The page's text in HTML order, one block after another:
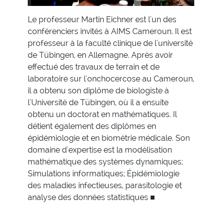
Le professeur Martin Eichner est l'un des
conférenciers invités à AIMS Cameroun. Il est
professeur à la faculté clinique de l'université
de Tübingen, en Allemagne. Après avoir
effectué des travaux de terrain et de
laboratoire sur l'onchocercose au Cameroun,
il a obtenu son diplôme de biologiste à
l'Université de Tübingen, où il a ensuite
obtenu un doctorat en mathématiques. Il
détient également des diplômes en
épidémiologie et en biométrie médicale. Son
domaine d'expertise est la modélisation
mathématique des systèmes dynamiques;
Simulations informatiques; Épidémiologie
des maladies infectieuses, parasitologie et
analyse des données statistiques ■